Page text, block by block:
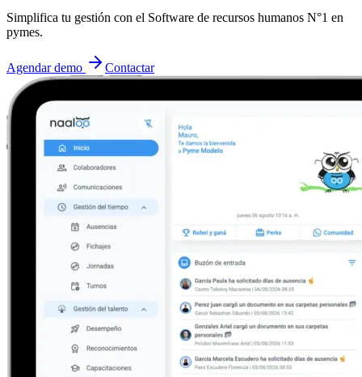
Simplifica tu gestión con el Software de recursos humanos N°1 en
pymes.
Agendar demo Contactar